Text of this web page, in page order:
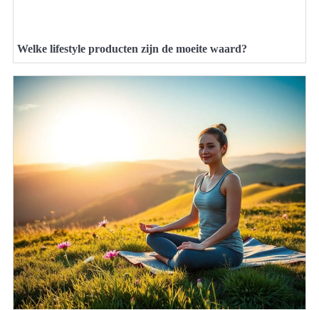
Welke lifestyle producten zijn de moeite waard?